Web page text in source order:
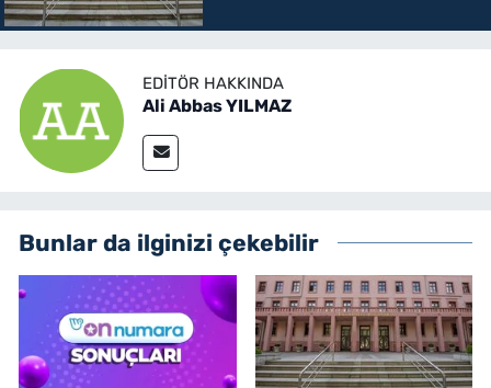
ve mübaşir
EDITÖR HAKKINDA
Ali Abbas YILMAZ
Bunlar da ilginizi çekebilir